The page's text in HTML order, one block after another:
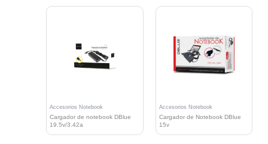
Accesorios Notebook
Cargador de notebook DBlue
19.5v/3.42a
Accesorios Notebook
Cargador de Notebook DBlue
15v